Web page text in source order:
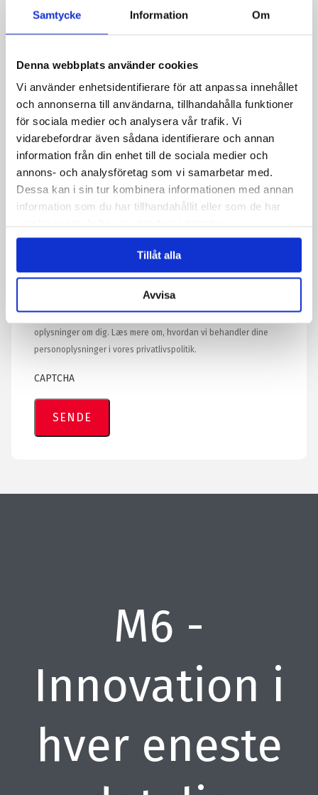
Samtycke Information Om
Denna webbplats använder cookies
Vi använder enhetsidentifierare för att anpassa innehållet
och annonserna till användarna, tillhandahålla funktioner
för sociala medier och analysera vår trafik. Vi
vidarebefordrar även sådana identifierare och annan
information från din enhet till de sociala medier och
annons- och analysföretag som vi samarbetar med.
Dessa kan i sin tur kombinera informationen med annan
information som du har tillhandahållit eller som de har
Tillåt alla
Avvisa
Meddelelse*
Ved at indsende formularen accepterer du, at vi gemmer
oplysninger om dig. Læs mere om, hvordan vi behandler dine
personoplysninger i vores privatlivspolitik.
CAPTCHA
M6 -
Innovation i
hver eneste